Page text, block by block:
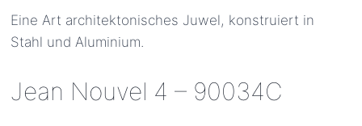
Eine Art architektonisches Juwel, konstruiert in
Stahl und Aluminium.
Jean Nouvel 4 – 90034C